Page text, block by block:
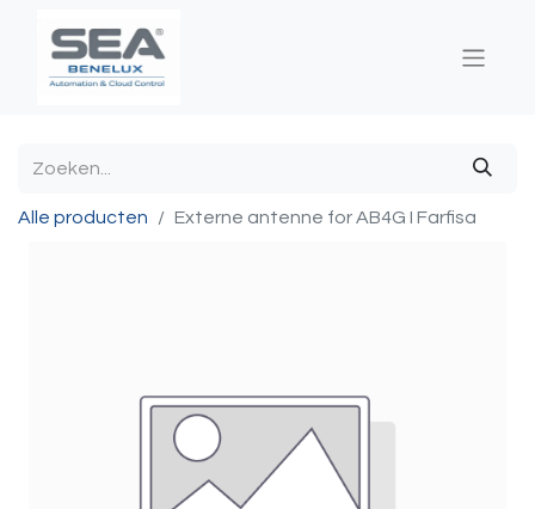
Alle producten Externe antenne for AB4G I Farfisa